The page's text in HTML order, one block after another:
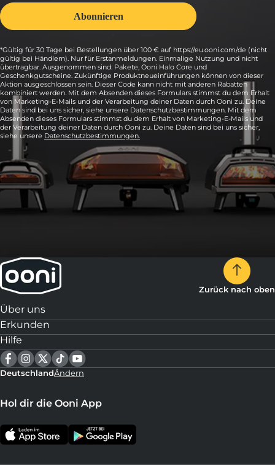
*Gültig für 30 Tage bei Bestellungen über 100 € auf https://eu.ooni.com/de (nicht
gültig bei Händlern). Nur für Erstanmeldungen. Einmalige Nutzung und nicht
übertragbar. Ausgenommen sind: Pakete, Ooni Halo Core und
Geschenkgutscheine. Zukünftige Produktneueinführungen können von dieser
Aktion ausgeschlossen sein. Dieser Code kann nicht mit anderen Rabatten
kombiniert werden. Mit dem Absenden dieses Formulars stimmst du dem Erhalt
von Marketing-E-Mails und der Verarbeitung deiner Daten durch Ooni zu. Deine
Daten sind bei uns sicher, siehe unsere Datenschutzbestimmungen. Mit dem
Absenden dieses Formulars stimmst du dem Erhalt von Marketing-E-Mails und
der Verarbeitung deiner Daten durch Ooni zu. Deine Daten sind bei uns sicher,
siehe unsere Datenschutzbestimmungen.
Zurück nach oben
Über uns
Erkunden
Hilfe
DeutschlandÄndern
Hol dir die Ooni App